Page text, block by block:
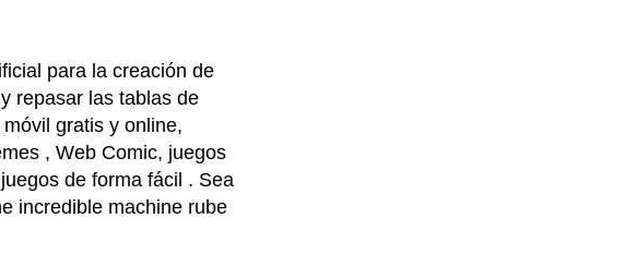
para la creación de
repasar las tablas de
gratis y online,
, Web Comic, juegos
de forma fácil . Sea
incredible machine rube